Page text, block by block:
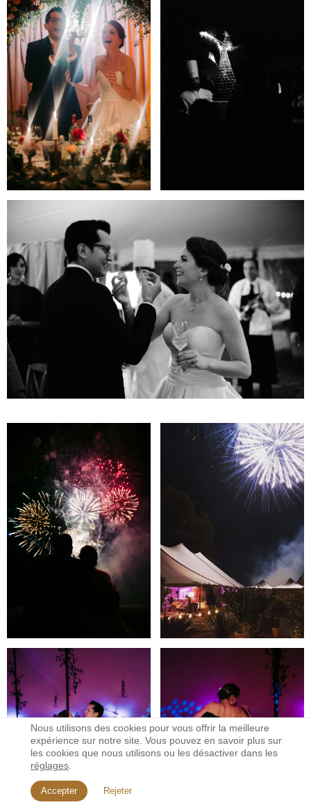
Nous utilisons des cookies pour vous offrir la meilleure
expérience sur notre site. Vous pouvez en savoir plus sur
les cookies que nous utilisons ou les désactiver dans les
réglages
Accepter Rejeter